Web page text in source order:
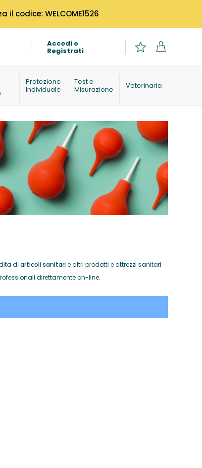
codice: WELCOME1526
Accedi o
Registrati
Protezione
Individuale
Test e
Misurazione
Veterinaria
di articoli sanitarie altri prodotti e attrezzi sanitari
direttamente on-line.